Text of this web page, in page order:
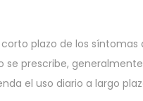
plazo de los
prescribe,
el uso diario a largo